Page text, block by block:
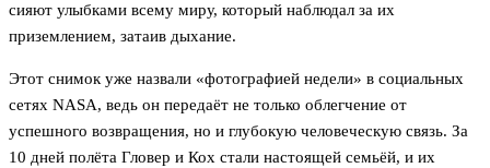
сияют улыбками всему миру, который наблюдал за их
приземлением, затаив дыхание.
Этот снимок уже назвали «фотографией недели» в социальных
сетях NASA, ведь он передаёт не только облегчение от
успешного возвращения, но и глубокую человеческую связь. За
10 дней полёта Гловер и Кох стали настоящей семьёй, и их